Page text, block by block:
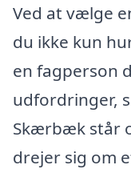
Ved at vælge
du ikke kun
en fagperson
udfordringer,
Skærbæk står
drejer sig om